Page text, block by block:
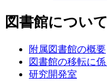
図書館について
附属図書館の概要
図書館の移転に
研究開発室